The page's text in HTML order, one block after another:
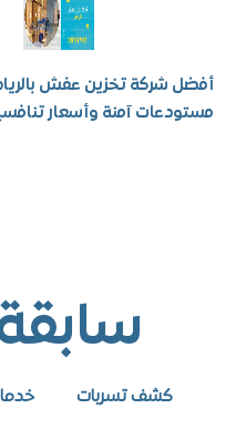
شركة تخزين عفش بالرياض:
آمنة وأسعار تنافسية
سابقة
كشف تسربات خدمات العزل